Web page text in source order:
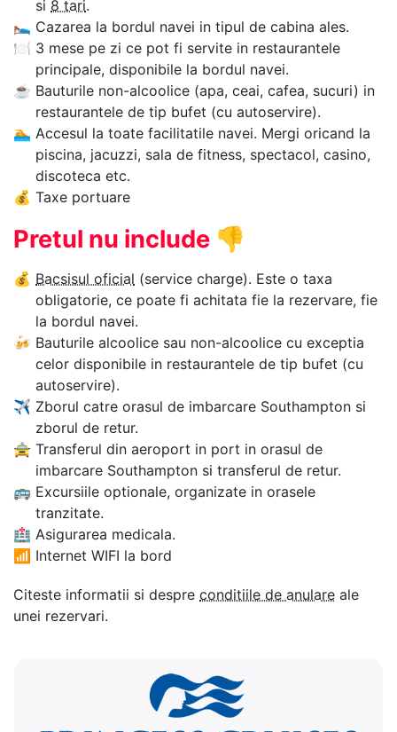
si 8 tari.
🛌 Cazarea la bordul navei in tipul de cabina ales.
🍽 3 mese pe zi ce pot fi servite in restaurantele
principale, disponibile la bordul navei.
☕ Bauturile non-alcoolice (apa, ceai, cafea, sucuri) in
restaurantele de tip bufet (cu autoservire).
🏊‍ Accesul la toate facilitatile navei. Mergi oricand la
piscina, jacuzzi, sala de fitness, spectacol, casino,
discoteca etc.
💰 Taxe portuare
Pretul nu include 👎
💰 Bacsisul oficial (service charge). Este o taxa
obligatorie, ce poate fi achitata fie la rezervare, fie
la bordul navei.
🍻 Bauturile alcoolice sau non-alcoolice cu exceptia
celor disponibile in restaurantele de tip bufet (cu
autoservire).
✈ Zborul catre orasul de imbarcare Southampton si
zborul de retur.
🚖 Transferul din aeroport in port in orasul de
imbarcare Southampton si transferul de retur.
🚌 Excursiile optionale, organizate in orasele
tranzitate.
🏥 Asigurarea medicala.
📶 Internet WIFI la bord
Citeste informatii si despre conditiile de anulare ale
unei rezervari.